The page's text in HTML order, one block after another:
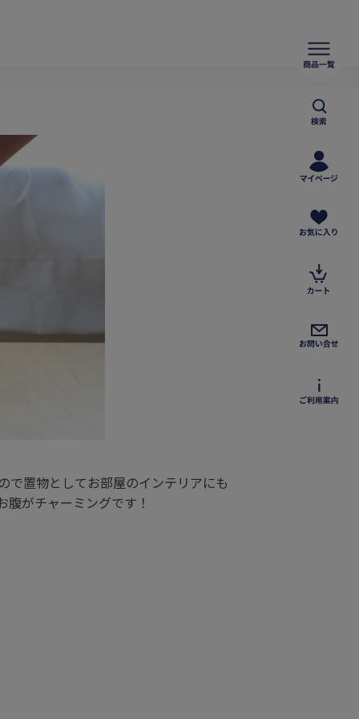
で置物としてお部屋のインテリアにも
がチャーミングです！